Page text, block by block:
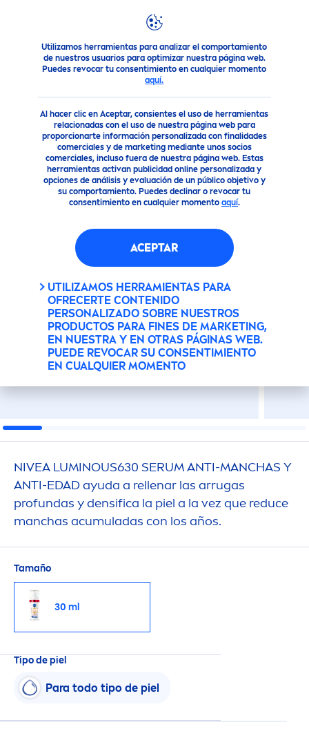
Utilizamos herramientas para analizar el comportamiento
de nuestros usuarios para optimizar nuestra página web.
Puedes revocar tu consentimiento en cualquier momento
aquí.
Al hacer clic en Aceptar, consientes el uso de herramientas
relacionadas con el uso de nuestra página web para
proporcionarte información personalizada con finalidades
comerciales y de marketing mediante unos socios
comerciales, incluso fuera de nuestra página web. Estas
herramientas activan publicidad online personalizada y
opciones de análisis y evaluación de un público objetivo y
su comportamiento. Puedes declinar o revocar tu
consentimiento en cualquier momento aquí.
ACEPTAR
UTILIZAMOS HERRAMIENTAS PARA
OFRECERTE CONTENIDO
PERSONALIZADO SOBRE NUESTROS
PRODUCTOS PARA FINES DE MARKETING,
EN NUESTRA Y EN OTRAS PÁGINAS WEB.
PUEDE REVOCAR SU CONSENTIMIENTO
EN CUALQUIER MOMENTO
Productos Cuidado Facial Cuidado Facial Sérum
SÉRUMLUMINOUS630 ANTI-
MANCHAS 30 ML
NIVEA LUMINOUS630 SERUM ANTI-MANCHAS Y
ANTI-EDAD ayuda a rellenar las arrugas
profundas y densifica la piel a la vez que reduce
manchas acumuladas con los años.
Tamaño
30 ml
Tipo de piel
Para todo tipo de piel